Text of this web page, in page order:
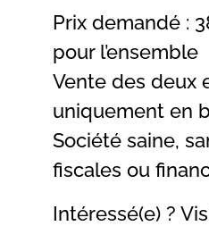
Prix demandé :
pour l’ensemble
Vente des deux
uniquement en
Société saine,
fiscales ou
Intéressé(e) ?